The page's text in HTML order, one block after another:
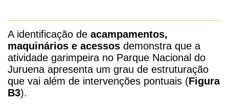
A identificação de acampamentos,
maquinários e acessos demonstra que a
atividade garimpeira no Parque Nacional do
Juruena apresenta um grau de estruturação
que vai além de intervenções pontuais (Figura
B3).